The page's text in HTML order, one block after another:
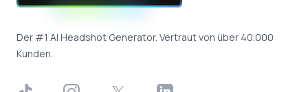
Der #1 AI Headshot Generator. Vertraut von über 40.000
Kunden.